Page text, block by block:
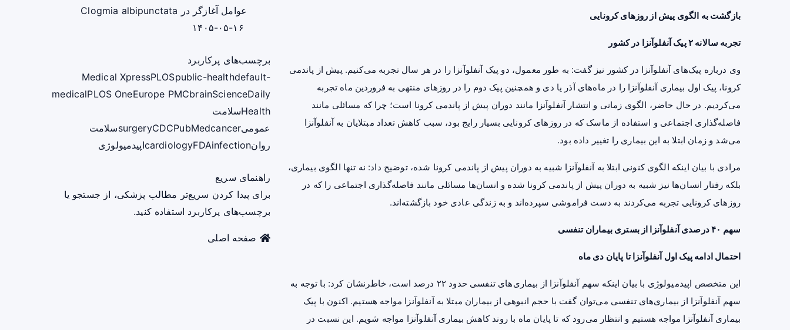
بازگشت به الگوی پیش از روزهای کرونایی
تجربه سالانه ۲ پیک آنفلوآنزا در کشور
وی درباره پیک‌های آنفلوآنزا در کشور نیز گفت: به طور معمول، دو پیک آنفلوآنزا را در هر سال تجربه می‌کنیم. پیش از پاندمی
کرونا، پیک اول بیماری آنفلوآنزا را در ماه‌های آذر یا دی و همچنین پیک دوم را در روزهای منتهی به فروردین ماه تجربه
می‌کردیم. در حال حاضر، الگوی زمانی و انتشار آنفلوآنزا مانند دوران پیش از پاندمی کرونا است؛ چرا که مسائلی مانند
فاصله‌گذاری اجتماعی و استفاده از ماسک که در روزهای کرونایی بسیار رایج بود، سبب کاهش تعداد مبتلایان به آنفلوآنزا
می‌شد و زمان ابتلا به این بیماری را تغییر داده بود.
مرادی با بیان اینکه الگوی کنونی ابتلا به آنفلوآنزا شبیه به دوران پیش از پاندمی کرونا شده، توضیح داد: نه تنها الگوی بیماری،
بلکه رفتار انسان‌ها نیز شبیه به دوران پیش از پاندمی کرونا شده و انسان‌ها مسائلی مانند فاصله‌گذاری اجتماعی را که در
روزهای کرونایی تجربه می‌کردند به دست فراموشی سپرده‌اند و به زندگی عادی خود بازگشته‌اند.
سهم ۴۰ درصدی آنفلوآنزا از بستری بیماران تنفسی
احتمال ادامه پیک اول آنفلوآنزا تا پایان دی ماه
این متخصص اپیدمیولوژی با بیان اینکه سهم آنفلوآنزا از بیماری‌های تنفسی حدود ۲۲ درصد است، خاطرنشان کرد: با توجه به
سهم آنفلوآنزا از بیماری‌های تنفسی می‌توان گفت با حجم انبوهی از بیماران مبتلا به آنفلوآنزا مواجه هستیم. اکنون با پیک
بیماری آنفلوآنزا مواجه هستیم و انتظار می‌رود که تا پایان ماه با روند کاهش بیماری آنفلوآنزا مواجه شویم. این نسبت در
عوامل آغازگر در Clogmia albipunctata
برچسب‌های پرکاربرد
Medical XpressPLOSpublic-healthdefault-
medicalPLOS OneEurope PMCbrainScienceDaily
Healthسلامت
عمومی
surgeryCDCPubMedcancer
سلامت
روان
cardiologyFDAinfection اپیدمیولوژی
راهنمای سریع
برای پیدا کردن سریع‌تر مطالب پزشکی، از جستجو یا
برچسب‌های پرکاربرد استفاده کنید.
صفحه اصلی